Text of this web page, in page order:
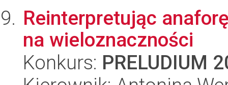
Reinterpretując
na wieloznaczności
Konkurs: PRELUDIUM